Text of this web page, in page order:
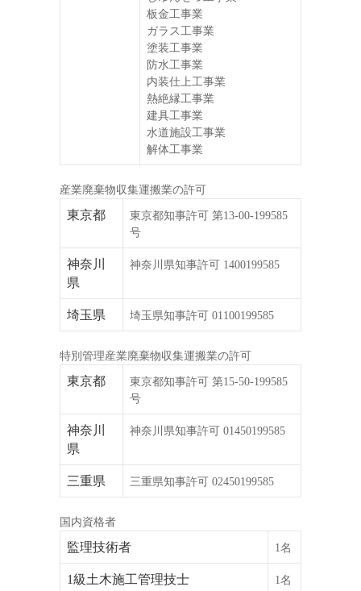
板金工事業
ガラス工事業
塗装工事業
防水工事業
内装仕上工事業
熱絶縁工事業
建具工事業
水道施設工事業
解体工事業
産業廃棄物収集運搬業の許可
東京都
東京都知事許可 第13-00-199585
号
神奈川
県
神奈川県知事許可 1400199585
埼玉県 埼玉県知事許可 01100199585
特別管理産業廃棄物収集運搬業の許可
東京都
東京都知事許可 第15-50-199585
号
神奈川
県
神奈川県知事許可 01450199585
三重県 三重県知事許可 02450199585
国内資格者
監理技術者 1名
1級土木施工管理技士 1名